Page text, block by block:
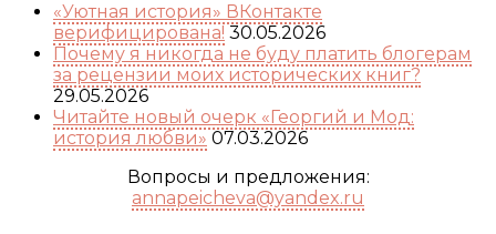
«Уютная история» ВКонтакте
верифицирована! 30.05.2026
Почему я никогда не буду платить блогерам
за рецензии моих исторических книг?
29.05.2026
Читайте новый очерк «Георгий и Мод:
история любви» 07.03.2026
Вопросы и предложения:
annapeicheva@yandex.ru